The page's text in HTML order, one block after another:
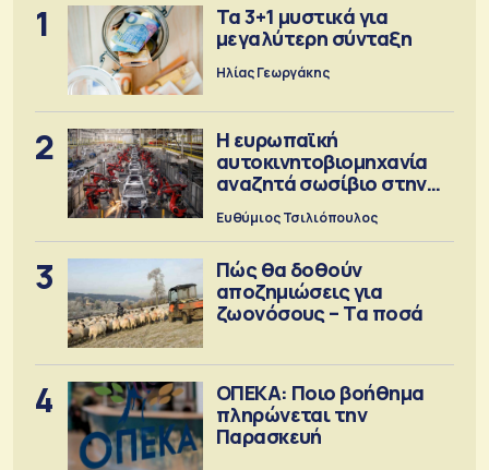
1
Τα 3+1 μυστικά για
μεγαλύτερη σύνταξη
Ηλίας Γεωργάκης
2
Η ευρωπαϊκή
αυτοκινητοβιομηχανία
αναζητά σωσίβιο στην
Κίνα
Ευθύμιος Τσιλιόπουλος
3
Πώς θα δοθούν
αποζημιώσεις για
ζωονόσους – Τα ποσά
4
ΟΠΕΚΑ: Ποιο βοήθημα
πληρώνεται την
Παρασκευή